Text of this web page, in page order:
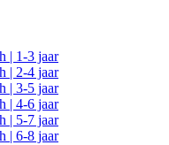
| 1-3 jaar
| 2-4 jaar
| 3-5 jaar
| 4-6 jaar
| 5-7 jaar
| 6-8 jaar